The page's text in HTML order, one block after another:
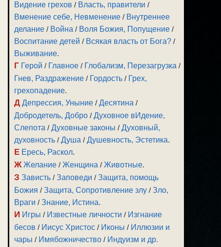
Видение грехов / Власть, правители /
Вменение себе, Невменение / Внутреннее
делание / Война / Воля Божия, Попущение /
Воспитание детей / Всякая власть от Бога? /
Выживание.
Г Герой / Главное / Глобализм, Перезагрузка /
Гнев, Раздражение / Гордость / Грех,
грехопадение.
Д Депрессия, Уныние /Десятина /
Добродетель, Добро /Духовное вИдение,
Слепота /Духовные законы /Духовный,
духовность /Душа /Душевность, Эстетика.
Е Ересь, Раскол.
Ж Желание /Женщина /Животные.
З Зависть /Заповеди /Защита, помощь
Божия /Защита, Сопротивление злу /Зло,
Враги /Знание, Истина.
И Игры / Известные личности / Изгнание
бесов / Иисус Христос / Иконы / Иллюзии и
чары / Имябожничество / Индуизм и др.